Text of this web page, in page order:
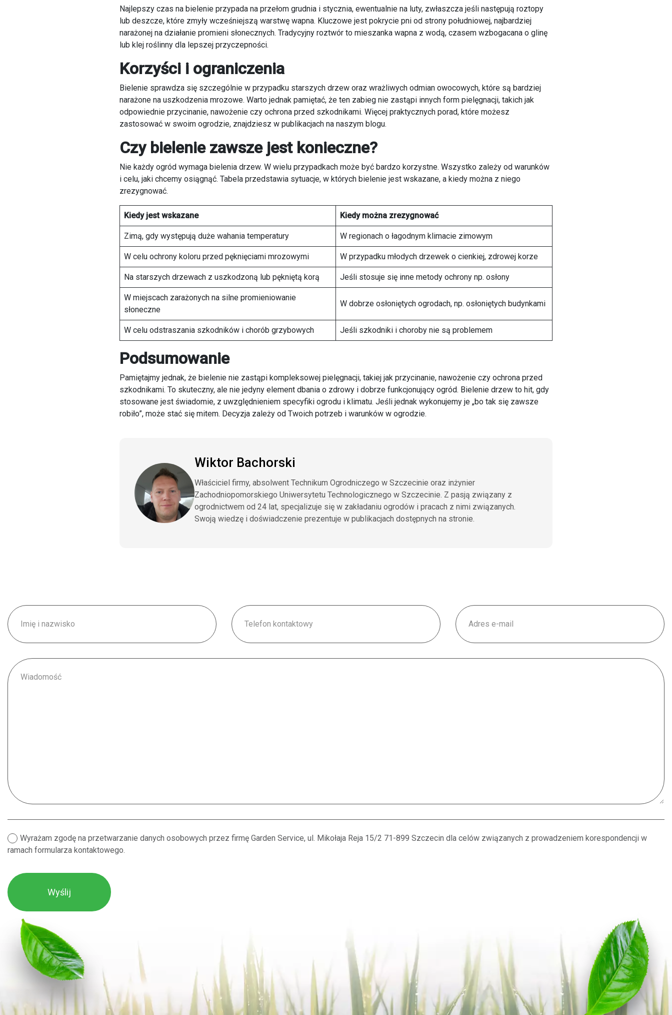
Najlepszy czas na bielenie przypada na przełom grudnia i stycznia, ewentualnie na luty, zwłaszcza jeśli następują roztopy
lub deszcze, które zmyły wcześniejszą warstwę wapna. Kluczowe jest pokrycie pni od strony południowej, najbardziej
narażonej na działanie promieni słonecznych. Tradycyjny roztwór to mieszanka wapna z wodą, czasem wzbogacana o glinę
lub klej roślinny dla lepszej przyczepności.
Korzyści i ograniczenia
Bielenie sprawdza się szczególnie w przypadku starszych drzew oraz wrażliwych odmian owocowych, które są bardziej
narażone na uszkodzenia mrozowe. Warto jednak pamiętać, że ten zabieg nie zastąpi innych form pielęgnacji, takich jak
odpowiednie przycinanie, nawożenie czy ochrona przed szkodnikami. Więcej praktycznych porad, które możesz
zastosować w swoim ogrodzie, znajdziesz w publikacjach na naszym blogu.
Czy bielenie zawsze jest konieczne?
Nie każdy ogród wymaga bielenia drzew. W wielu przypadkach może być bardzo korzystne. Wszystko zależy od warunków
i celu, jaki chcemy osiągnąć. Tabela przedstawia sytuacje, w których bielenie jest wskazane, a kiedy można z niego
zrezygnować.
Kiedy jest wskazane Kiedy można zrezygnować
Zimą, gdy występują duże wahania temperatury W regionach o łagodnym klimacie zimowym
W celu ochrony koloru przed pęknięciami mrozowymi W przypadku młodych drzewek o cienkiej, zdrowej korze
Na starszych drzewach z uszkodzoną lub pękniętą korą Jeśli stosuje się inne metody ochrony np. osłony
W miejscach zarażonych na silne promieniowanie
słoneczne
W dobrze osłoniętych ogrodach, np. osłoniętych budynkami
W celu odstraszania szkodników i chorób grzybowych Jeśli szkodniki i choroby nie są problemem
Podsumowanie
Pamiętajmy jednak, że bielenie nie zastąpi kompleksowej pielęgnacji, takiej jak przycinanie, nawożenie czy ochrona przed
szkodnikami. To skuteczny, ale nie jedyny element dbania o zdrowy i dobrze funkcjonujący ogród. Bielenie drzew to hit, gdy
stosowane jest świadomie, z uwzględnieniem specyfiki ogrodu i klimatu. Jeśli jednak wykonujemy je „bo tak się zawsze
robiło”, może stać się mitem. Decyzja zależy od Twoich potrzeb i warunków w ogrodzie.
Wiktor Bachorski
Właściciel firmy, absolwent Technikum Ogrodniczego w Szczecinie oraz inżynier
Zachodniopomorskiego Uniwersytetu Technologicznego w Szczecinie. Z pasją związany z
ogrodnictwem od 24 lat, specjalizuje się w zakładaniu ogrodów i pracach z nimi związanych.
Swoją wiedzę i doświadczenie prezentuje w publikacjach dostępnych na stronie.
Wyrażam zgodę na przetwarzanie danych osobowych przez firmę Garden Service, ul. Mikołaja Reja 15/2 71-899 Szczecin dla celów związanych z prowadzeniem korespondencji w
ramach formularza kontaktowego.